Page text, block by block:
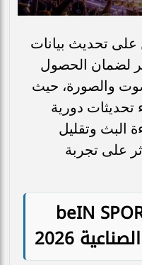
على تحديث بيانات
لضمان الحصول
والصورة، حيث
تحديثات دورية
البث وتقليل
على تجربة
2026